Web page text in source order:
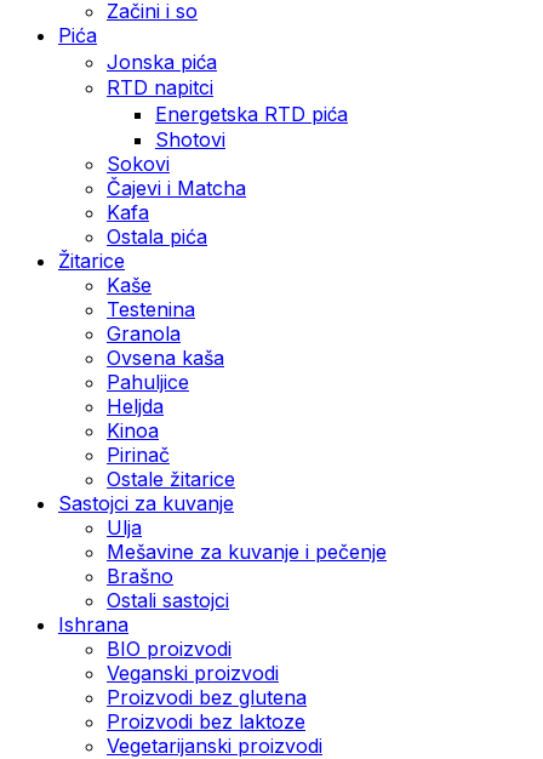
Začini i so
Pića
Jonska pića
RTD napitci
Energetska RTD pića
Shotovi
Sokovi
Čajevi i Matcha
Kafa
Ostala pića
Žitarice
Kaše
Testenina
Granola
Ovsena kaša
Pahuljice
Heljda
Kinoa
Pirinač
Ostale žitarice
Sastojci za kuvanje
Ulja
Mešavine za kuvanje i pečenje
Brašno
Ostali sastojci
Ishrana
BIO proizvodi
Veganski proizvodi
Proizvodi bez glutena
Proizvodi bez laktoze
Vegetarijanski proizvodi